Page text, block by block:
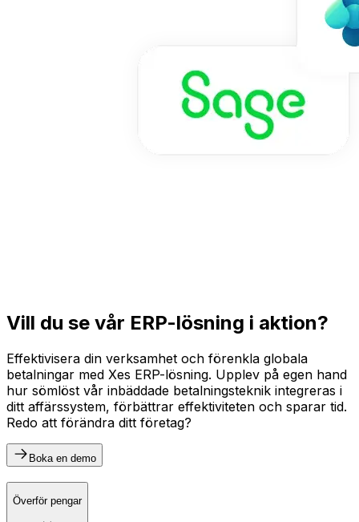
Vill du se vår ERP-lösning i aktion?
Effektivisera din verksamhet och förenkla globala
betalningar med Xes ERP-lösning. Upplev på egen hand
hur sömlöst vår inbäddade betalningsteknik integreras i
ditt affärssystem, förbättrar effektiviteten och sparar tid.
Redo att förändra ditt företag?
Boka en demo
Överför pengar